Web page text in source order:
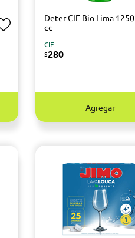
Deter CIF Bio Lima 1250
cc
CIF
$280
Agregar